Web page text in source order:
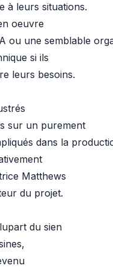
à leurs situations.
oeuvre
ou une semblable
si ils
leurs besoins.
sur un purement
dans la
Matthews
du projet.
du sien